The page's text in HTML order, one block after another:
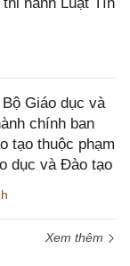
Giáo dục và
chính ban
tạo thuộc phạm
dục và Đào tạo
Xem thêm